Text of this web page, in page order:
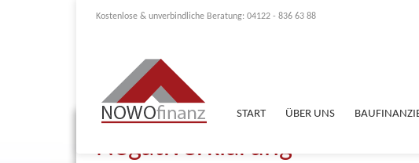
Kostenlose & unverbindliche Beratung: 04122 - 836 63 88
START ÜBER UNS
Negativerklärung